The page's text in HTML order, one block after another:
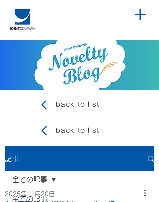
back to list
back to list
記事
全ての記事
全ての記事
2025年11月20日